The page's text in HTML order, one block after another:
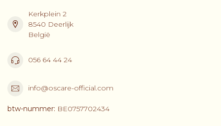
Kerkplein 2
8540 Deerlijk
België
056 64 44 24
info@oscare-official.com
btw-nummer: BE0757702434